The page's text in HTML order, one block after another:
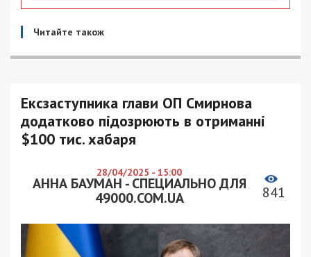
Читайте також
Ексзаступника глави ОП Смирнова
додатково підозрюють в отриманні
$100 тис. хабаря
28/04/2025 - 15:00
АННА БАУМАН - СПЕЦИАЛЬНО ДЛЯ
49000.COM.UA
841